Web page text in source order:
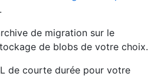
.
de migration sur le
de blobs de votre choix.
de courte durée pour votre